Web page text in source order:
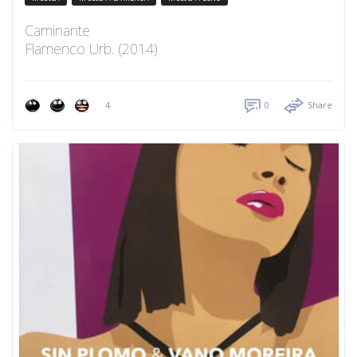
Caminante
Flamenco Urb. (2014)
4 0 Share